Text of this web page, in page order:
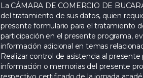
La CÁMARA DE COMERCIO DE
del tratamiento de sus datos, quien
presente formulario para el tratamiento
participación en el presente programa,
información adicional en temas
Realizar control de asistencia al
información o memorias del presente